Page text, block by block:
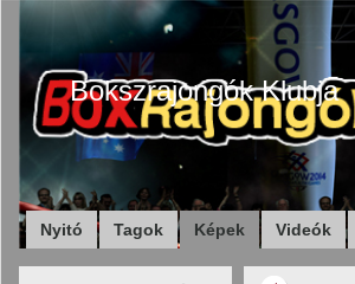
Bokszrajongók Klubja
Nyitó Tagok Képek Videók